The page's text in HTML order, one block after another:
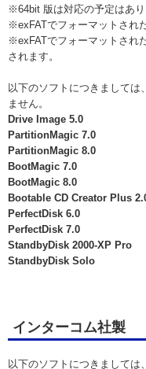
※64bit 版は対応の予定はあり
※exFATでフォーマットされ
※exFATでフォーマットされ
されます。
以下のソフトにつきましては
ません。
Drive Image 5.0
PartitionMagic 7.0
PartitionMagic 8.0
BootMagic 7.0
BootMagic 8.0
Bootable CD Creator Plus
PerfectDisk 6.0
PerfectDisk 7.0
StandbyDisk 2000-XP Pro
StandbyDisk Solo
インターコム社製
以下のソフトにつきましては